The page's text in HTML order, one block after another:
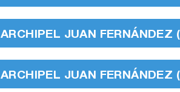
ARCHIPEL JUAN FERNÁNDEZ
ARCHIPEL JUAN FERNÁNDEZ